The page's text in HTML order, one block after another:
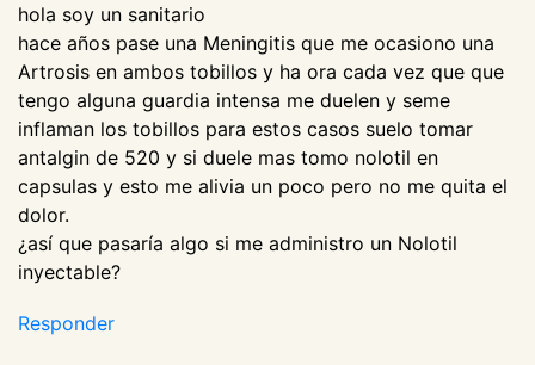
hola soy un sanitario
hace años pase una Meningitis que me ocasiono una
Artrosis en ambos tobillos y ha ora cada vez que que
tengo alguna guardia intensa me duelen y seme
inflaman los tobillos para estos casos suelo tomar
antalgin de 520 y si duele mas tomo nolotil en
capsulas y esto me alivia un poco pero no me quita el
dolor.
¿así que pasaría algo si me administro un Nolotil
inyectable?
Responder